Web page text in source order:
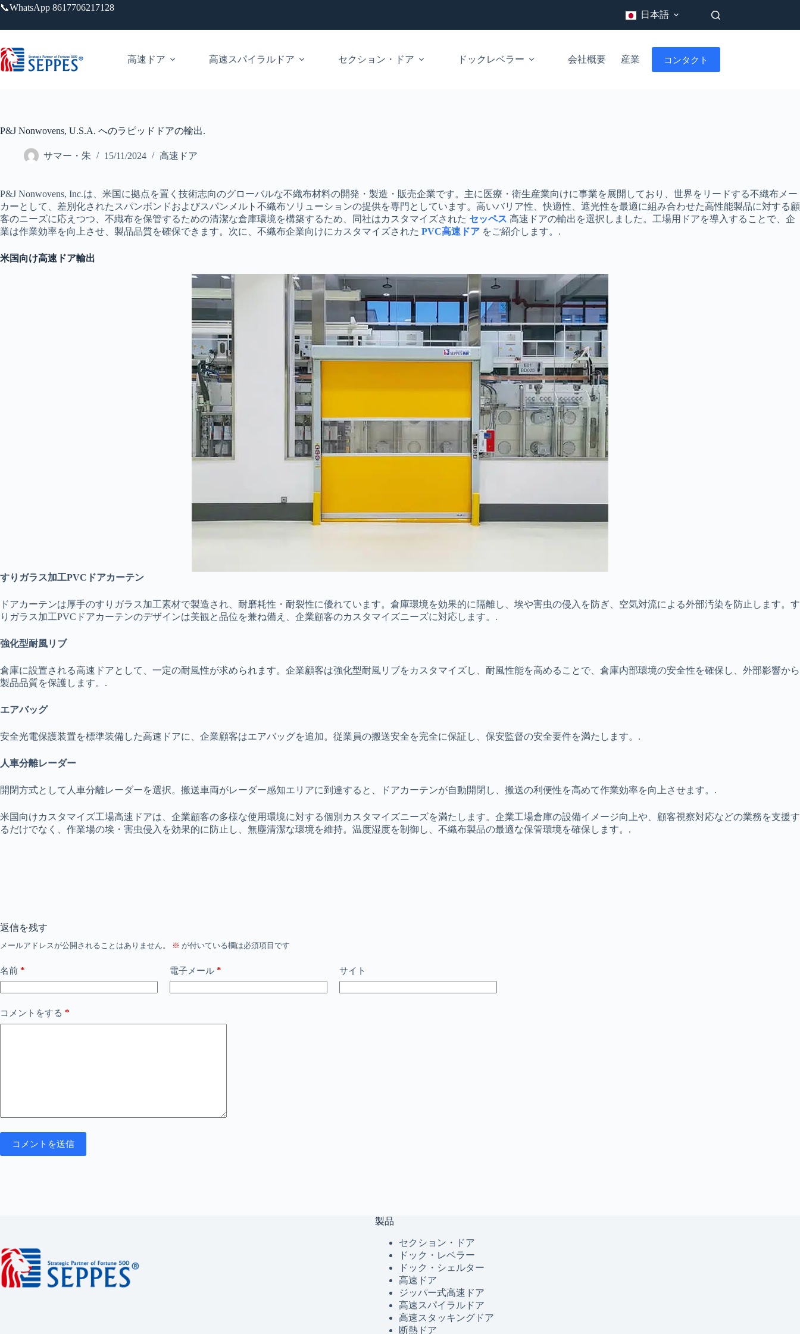
跳
内
📞WhatsApp 8617706217128
日本語
高速ドア 高速スパイラルドア セクション・ドア ドックレベラー​ 会社概要 産業 ブログ
コンタクト
P&J Nonwovens, U.S.A. へのラピッドドアの輸出.
サマー・朱 15/11/2024 高速ドア
P&J Nonwovens, Inc.は、米国に拠点を置く技術志向のグローバルな不織布材料の開発・製造・販売企業です。主に医療・衛生産業向けに事業を展開しており、世界をリードする不織布メー
カーとして、差別化されたスパンボンドおよびスパンメルト不織布ソリューションの提供を専門としています。高いバリア性、快適性、遮光性を最適に組み合わせた高性能製品に対する顧
客のニーズに応えつつ、不織布を保管するための清潔な倉庫環境を構築するため、同社はカスタマイズされた セッペス 高速ドアの輸出を選択しました。工場用ドアを導入することで、企
業は作業効率を向上させ、製品品質を確保できます。次に、不織布企業向けにカスタマイズされた PVC高速ドア をご紹介します。.
米国向け高速ドア輸出
すりガラス加工PVCドアカーテン
ドアカーテンは厚手のすりガラス加工素材で製造され、耐磨耗性・耐裂性に優れています。倉庫環境を効果的に隔離し、埃や害虫の侵入を防ぎ、空気対流による外部汚染を防止します。す
りガラス加工PVCドアカーテンのデザインは美観と品位を兼ね備え、企業顧客のカスタマイズニーズに対応します。.
強化型耐風リブ
倉庫に設置される高速ドアとして、一定の耐風性が求められます。企業顧客は強化型耐風リブをカスタマイズし、耐風性能を高めることで、倉庫内部環境の安全性を確保し、外部影響から
製品品質を保護します。.
エアバッグ
安全光電保護装置を標準装備した高速ドアに、企業顧客はエアバッグを追加。従業員の搬送安全を完全に保証し、保安監督の安全要件を満たします。.
人車分離レーダー
開閉方式として人車分離レーダーを選択。搬送車両がレーダー感知エリアに到達すると、ドアカーテンが自動開閉し、搬送の利便性を高めて作業効率を向上させます。.
米国向けカスタマイズ工場高速ドアは、企業顧客の多様な使用環境に対する個別カスタマイズニーズを満たします。企業工場倉庫の設備イメージ向上や、顧客視察対応などの業務を支援す
るだけでなく、作業場の埃・害虫侵入を効果的に防止し、無塵清潔な環境を維持。温度湿度を制御し、不織布製品の最適な保管環境を確保します。.
返信を残す
メールアドレスが公開されることはありません。 ※ が付いている欄は必須項目です
名前 * 電子メール * サイト
コメントをする *
コメントを送信
製品
セクション・ドア
ドック・レベラー
ドック・シェルター
高速ドア
ジッパー式高速ドア
高速スパイラルドア
高速スタッキングドア
断熱ドア